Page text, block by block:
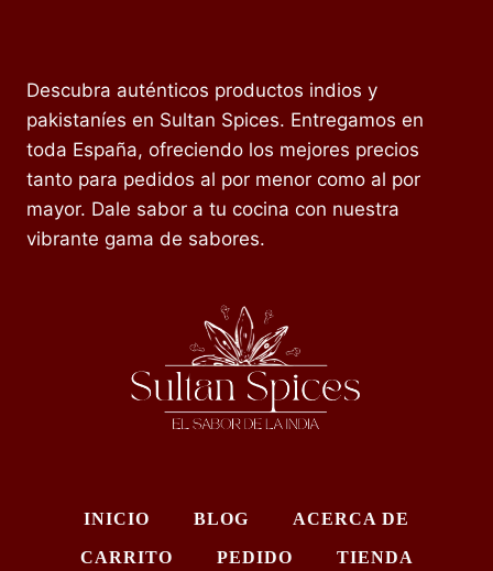
Descubra auténticos productos indios y
pakistaníes en Sultan Spices. Entregamos en
toda España, ofreciendo los mejores precios
tanto para pedidos al por menor como al por
mayor. Dale sabor a tu cocina con nuestra
vibrante gama de sabores.
INICIO BLOG ACERCA DE
CARRITO PEDIDO TIENDA